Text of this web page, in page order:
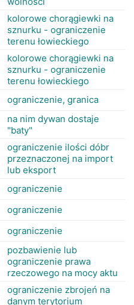
kolorowe chorągiewki na
sznurku - ograniczenie
terenu łowieckiego
kolorowe chorągiewki na
sznurku - ograniczenie
terenu łowieckiego
ograniczenie, granica
na nim dywan dostaje
"baty"
ograniczenie ilości dóbr
przeznaczonej na import
lub eksport
ograniczenie
ograniczenie
ograniczenie
pozbawienie lub
ograniczenie prawa
rzeczowego na mocy aktu
ograniczenie zbrojeń na
danym terytorium